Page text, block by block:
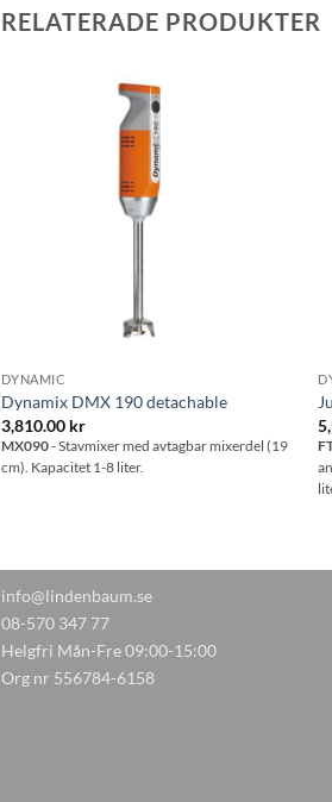
RELATERADE PRODUKTER
DYNAMIC
Dynamix DMX 190 detachable
3,810.00 kr
MX090- Stavmixer med avtagbar mixerdel (19
cm). Kapacitet 1-8 liter.
info@lindenbaum.se
08-570 347 77
Helgfri Mån-Fre 09:00-15:00
Org nr 556784-6158